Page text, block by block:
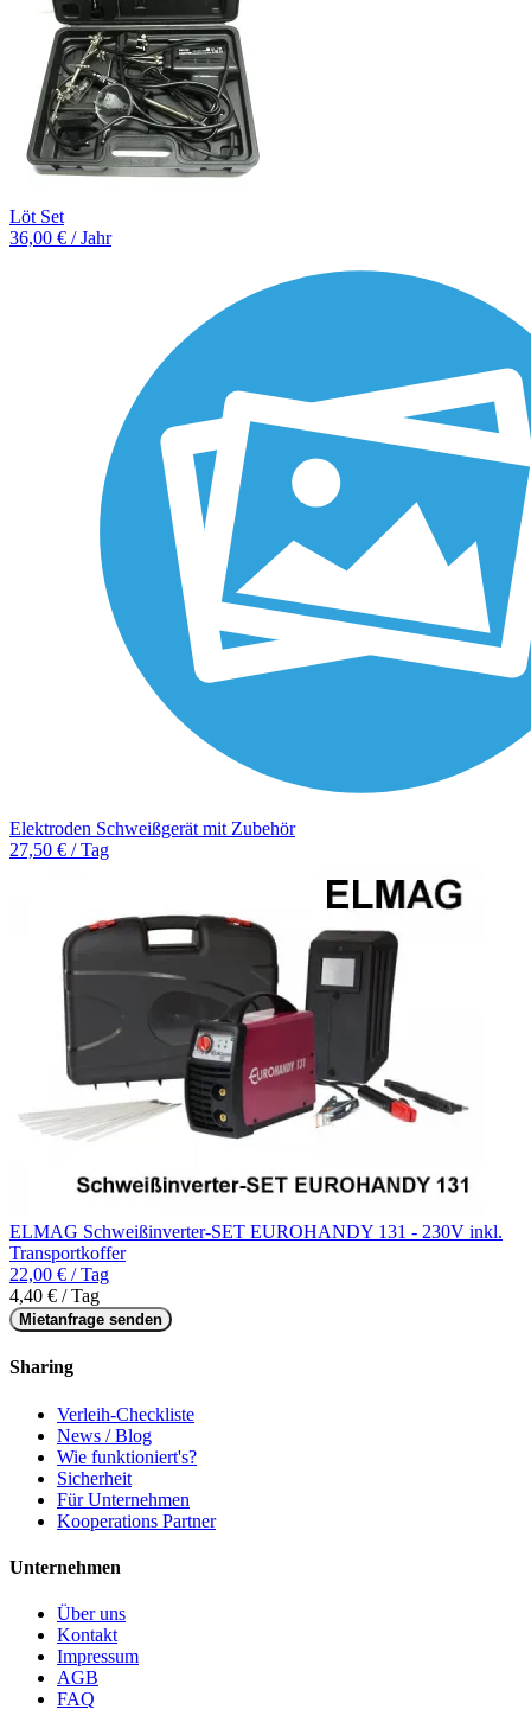
Löt Set
36,00 € / Jahr
Elektroden Schweißgerät mit Zubehör
27,50 € / Tag
ELMAG Schweißinverter-SET EUROHANDY 131 - 230V inkl.
Transportkoffer
22,00 € / Tag
4,40 € / Tag
Mietanfrage senden
Sharing
Verleih-Checkliste
News / Blog
Wie funktioniert's?
Sicherheit
Für Unternehmen
Kooperations Partner
Unternehmen
Über uns
Kontakt
Impressum
AGB
FAQ